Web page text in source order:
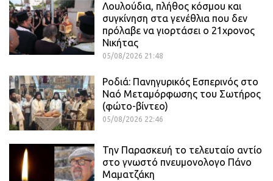
Λουλούδια, πλήθος κόσμου και
συγκίνηση στα γενέθλια που δεν
πρόλαβε να γιορτάσει ο 21χρονος
Νικήτας
05/08/2026 21:48
Ροδιά: Πανηγυρικός Εσπερινός στο
Ναό Μεταμόρφωσης του Σωτήρος
(φώτο-βίντεο)
05/08/2026 22:46
Την Παρασκευή το τελευταίο αντίο
στο γνωστό πνευμονολογο Πάνο
Μαματζάκη